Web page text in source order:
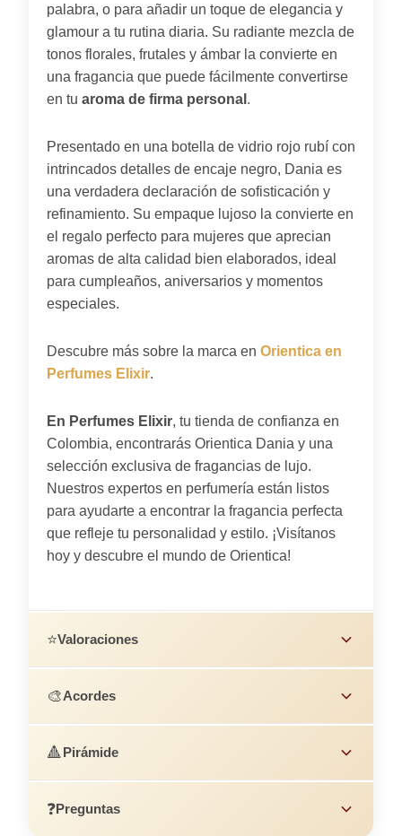
palabra, o para añadir un toque de elegancia y
glamour a tu rutina diaria. Su radiante mezcla de
tonos florales, frutales y ámbar la convierte en
una fragancia que puede fácilmente convertirse
en tu aroma de firma personal .
Presentado en una botella de vidrio rojo rubí con
intrincados detalles de encaje negro, Dania es
una verdadera declaración de sofisticación y
refinamiento. Su empaque lujoso la convierte en
el regalo perfecto para mujeres que aprecian
aromas de alta calidad bien elaborados, ideal
para cumpleaños, aniversarios y momentos
especiales.
Descubre más sobre la marca en Orientica en
Perfumes Elixir.
En Perfumes Elixir, tu tienda de confianza en
Colombia, encontrarás Orientica Dania y una
selección exclusiva de fragancias de lujo.
Nuestros expertos en perfumería están listos
para ayudarte a encontrar la fragancia perfecta
que refleje tu personalidad y estilo. ¡Visítanos
hoy y descubre el mundo de Orientica!
⭐Valoraciones
🎨Acordes
🔺Pirámide
❓Preguntas